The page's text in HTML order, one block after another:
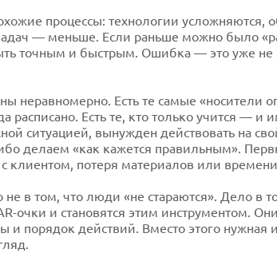
процессы: технологии усложняются,
— меньше. Если раньше можно было
точным и быстрым. Ошибка — это уже не
неравномерно. Есть те самые «носители
расписано. Есть те, кто только учится — и
ситуацией, вынужден действовать на
делаем «как кажется правильным».
клиентом, потеря материалов или
в том, что люди «не стараются». Дело в
очки и становятся этим инструментом.
и порядок действий. Вместо этого